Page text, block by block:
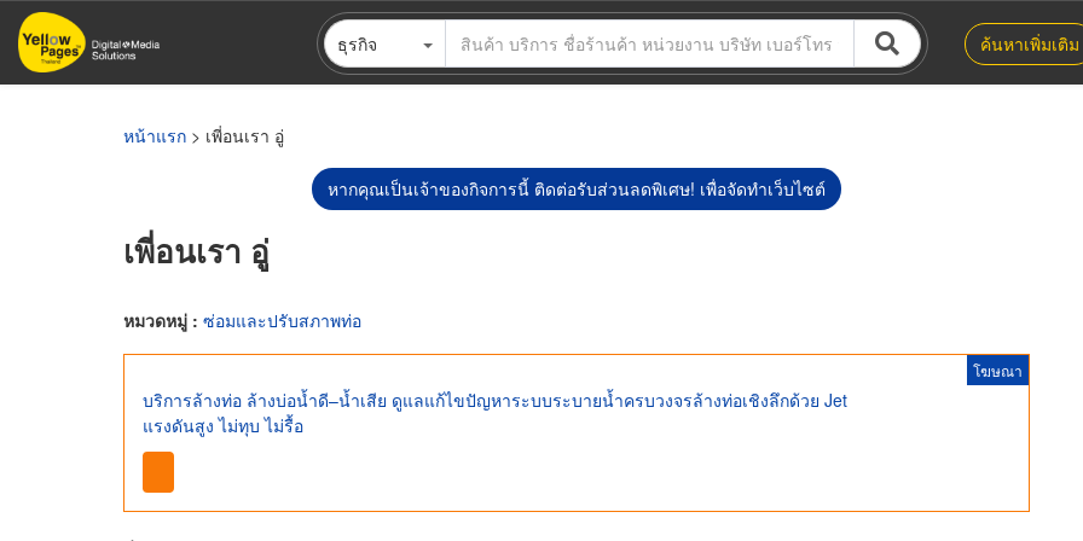
ข้าม
ไป
ธุรกิจ ค้นหาเพิ่มเติม
หน้าแรก > เพี่อนเรา อู่
หากคุณเป็นเจ้าของกิจการนี้ ติดต่อรับส่วนลดพิเศษ! เพื่อจัดทำเว็บไซต์
เพี่อนเรา อู่
หมวดหมู่ : ซ่อมและปรับสภาพท่อ
โฆษณา
บริการล้างท่อ ล้างบ่อน้ำดี–น้ำเสีย ดูแลแก้ไขปัญหาระบบระบายน้ำครบวงจรล้างท่อเชิงลึกด้วย Jet
แรงดันสูง ไม่ทุบ ไม่รื้อ